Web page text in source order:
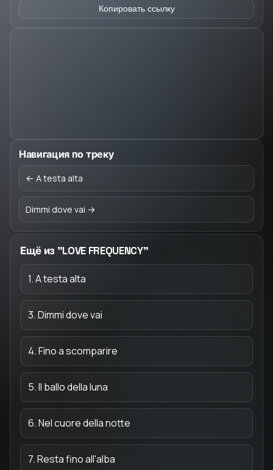
Копировать ссылку
Навигация по треку
← A testa alta
Dimmi dove vai →
Ещё из "LOVE FREQUENCY"
1. A testa alta
3. Dimmi dove vai
4. Fino a scomparire
5. Il ballo della luna
6. Nel cuore della notte
7. Resta fino all'alba